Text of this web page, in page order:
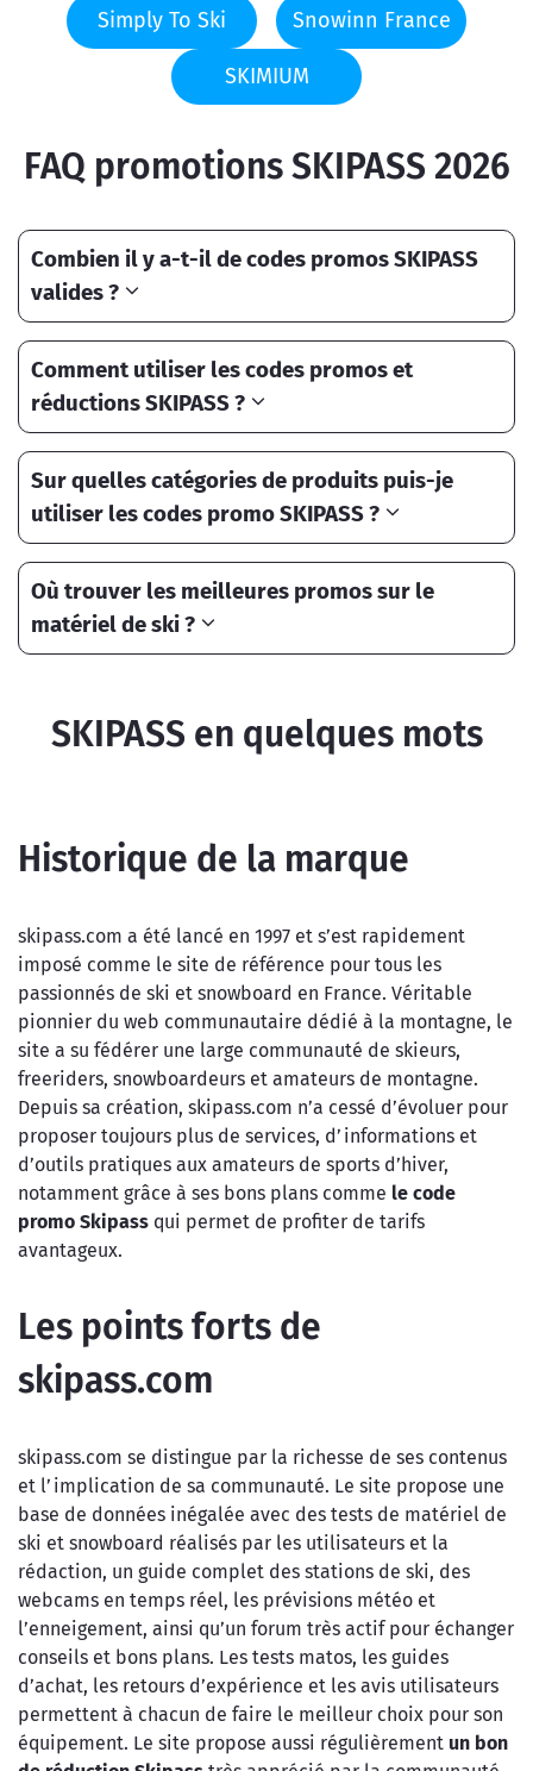
Simply To Ski Snowinn France
SKIMIUM
FAQ promotions SKIPASS 2026
Combien il y a-t-il de codes promos SKIPASS
valides ?
Comment utiliser les codes promos et
réductions SKIPASS ?
Sur quelles catégories de produits puis-je
utiliser les codes promo SKIPASS ?
Où trouver les meilleures promos sur le
matériel de ski ?
SKIPASS en quelques mots
Historique de la marque
skipass.com a été lancé en 1997 et s’est rapidement
imposé comme le site de référence pour tous les
passionnés de ski et snowboard en France. Véritable
pionnier du web communautaire dédié à la montagne, le
site a su fédérer une large communauté de skieurs,
freeriders, snowboardeurs et amateurs de montagne.
Depuis sa création, skipass.com n’a cessé d’évoluer pour
proposer toujours plus de services, d’informations et
d’outils pratiques aux amateurs de sports d’hiver,
notamment grâce à ses bons plans comme le code
promo Skipass qui permet de profiter de tarifs
avantageux.
Les points forts de
skipass.com
skipass.com se distingue par la richesse de ses contenus
et l’implication de sa communauté. Le site propose une
base de données inégalée avec des tests de matériel de
ski et snowboard réalisés par les utilisateurs et la
rédaction, un guide complet des stations de ski, des
webcams en temps réel, les prévisions météo et
l’enneigement, ainsi qu’un forum très actif pour échanger
conseils et bons plans. Les tests matos, les guides
d’achat, les retours d’expérience et les avis utilisateurs
permettent à chacun de faire le meilleur choix pour son
équipement. Le site propose aussi régulièrement un bon